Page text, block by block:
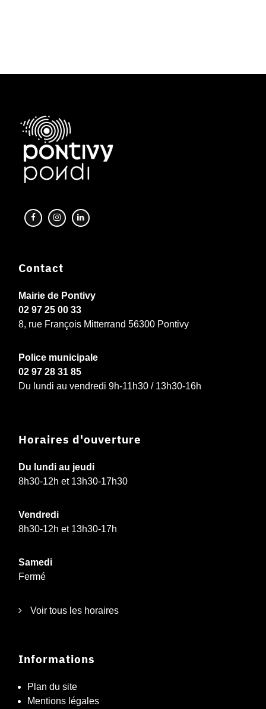
Contact
Mairie de Pontivy
02 97 25 00 33
8, rue François Mitterrand 56300 Pontivy
Police municipale
02 97 28 31 85
Du lundi au vendredi 9h-11h30 / 13h30-16h
Horaires d'ouverture
Du lundi au jeudi
8h30-12h et 13h30-17h30
Vendredi
8h30-12h et 13h30-17h
Samedi
Fermé
Voir tous les horaires
Informations
Plan du site
Mentions légales